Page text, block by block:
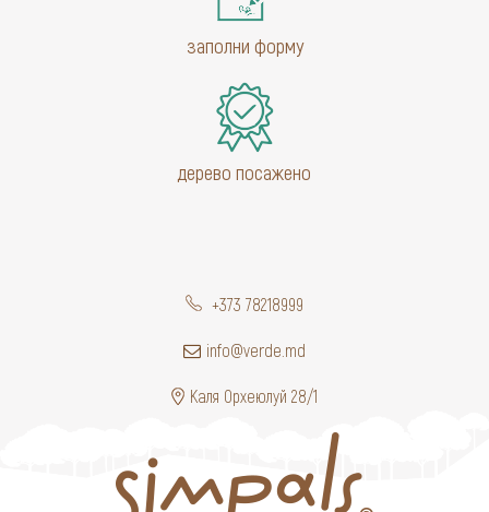
заполни форму
дерево посажено
+373 78218999
info@verde.md
Каля Орхеюлуй 28/1